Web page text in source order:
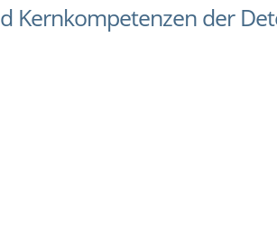
Kernkompetenzen der